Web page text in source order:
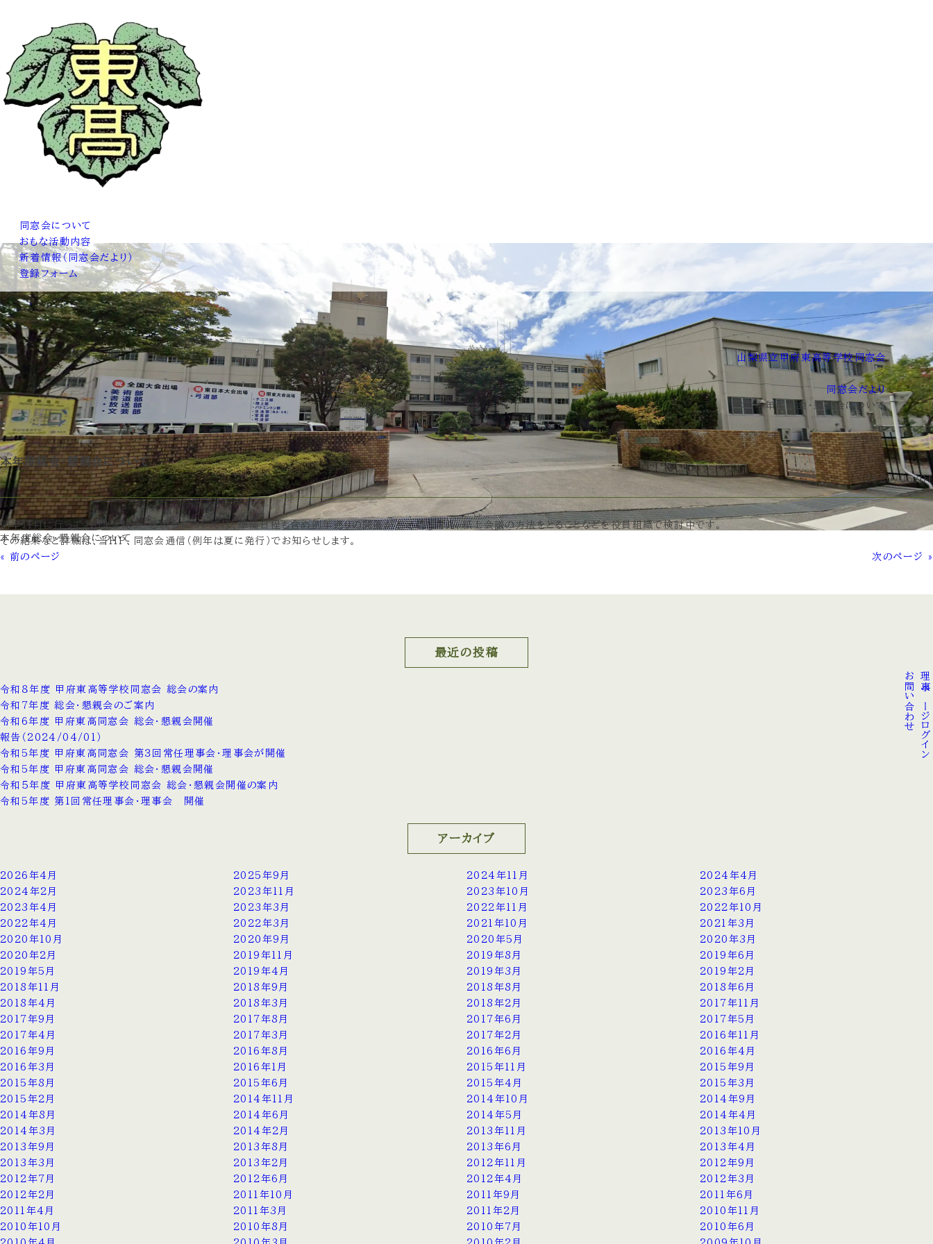
同窓会について
おもな活動内容
新着情報（同窓会だより）
登録フォーム
本年度総会・懇親会について
山梨県立甲府東高等学校同窓会
>
同窓会だより
>本年度総会・懇親会について
本年度総会・懇親会について
2020/05/01
例年１１月に行っております総会・懇親会については、準備日程も含め例年通りの開催が不可能と考え、紙上会議の方法をとることなどを役員組織で検討中です。
その結果など詳細は、当HP、同窓会通信（例年は夏に発行）でお知らせします。
« 前のページ
次のページ »
最近の投稿
令和８年度 甲府東高等学校同窓会 総会の案内
令和7年度 総会・懇親会のご案内
令和6年度 甲府東高同窓会 総会・懇親会開催
報告（2024/04/01）
令和5年度 甲府東高同窓会 第３回常任理事会・理事会が開催
令和5年度 甲府東高同窓会 総会・懇親会開催
令和５年度 甲府東高等学校同窓会 総会・懇親会開催の案内
令和5年度 第1回常任理事会・理事会 開催
アーカイブ
2026年4月 2025年9月 2024年11月
2024年4月
2024年2月
2023年11月 2023年10月
2023年6月
2023年4月
2023年3月 2022年11月
2022年10月
2022年4月
2022年3月 2021年10月
2021年3月
2020年10月
2020年9月 2020年5月
2020年3月
2020年2月
2019年11月 2019年8月
2019年6月
2019年5月
2019年4月 2019年3月
2019年2月
2018年11月
2018年9月 2018年8月
2018年6月
2018年4月
2018年3月 2018年2月
2017年11月
2017年9月
2017年8月 2017年6月
2017年5月
2017年4月
2017年3月 2017年2月
2016年11月
2016年9月
2016年8月 2016年6月
2016年4月
2016年3月
2016年1月 2015年11月
2015年9月
2015年8月
2015年6月 2015年4月
2015年3月
2015年2月
2014年11月 2014年10月
2014年9月
2014年8月
2014年6月 2014年5月
2014年4月
2014年3月
2014年2月 2013年11月
2013年10月
2013年9月
2013年8月 2013年6月
2013年4月
2013年3月
2013年2月 2012年11月
2012年9月
2012年7月
2012年6月 2012年4月
2012年3月
2012年2月
2011年10月 2011年9月
2011年6月
2011年4月
2011年3月 2011年2月
2010年11月
2010年10月
2010年8月 2010年7月
2010年6月
理事ページログイン
お問い合わせ